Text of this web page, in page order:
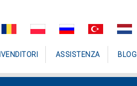
ASSISTENZA BLOG